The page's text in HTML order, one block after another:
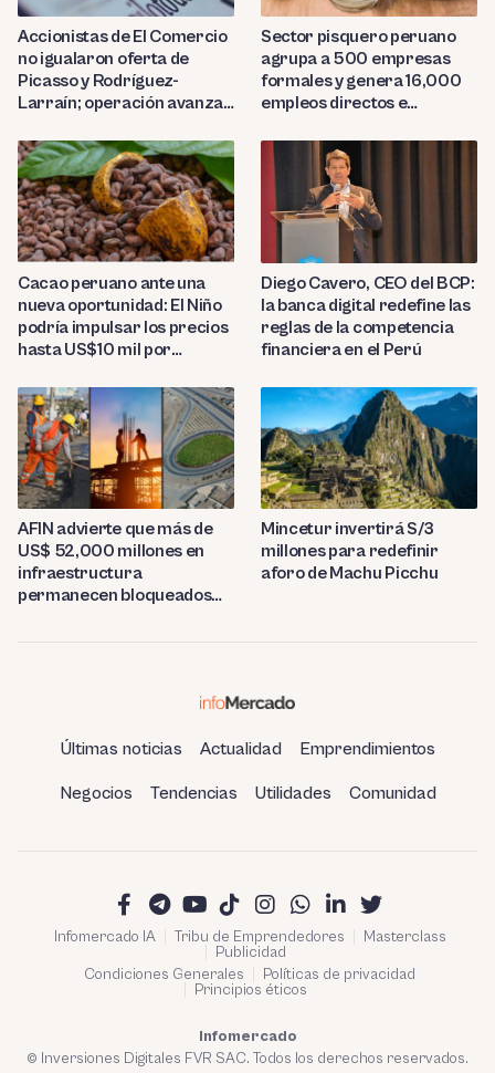
Accionistas de El Comercio
no igualaron oferta de
Picasso y Rodríguez-
Larraín; operación avanza
Sector pisquero peruano
agrupa a 500 empresas
formales y genera 16,000
empleos directos e
Cacao peruano ante una
nueva oportunidad: El Niño
podría impulsar los precios
hasta US$10 mil por
Diego Cavero, CEO del BCP:
la banca digital redefine las
reglas de la competencia
financiera en el Perú
AFIN advierte que más de
US$ 52,000 millones en
infraestructura
permanecen bloqueados
Mincetur invertirá S/3
millones para redefinir
aforo de Machu Picchu
Últimas noticias Actualidad Emprendimientos
Negocios Tendencias Utilidades Comunidad
Infomercado IA Tribu de Emprendedores
Masterclass
Publicidad
Condiciones Generales
Políticas de privacidad
Principios éticos
Infomercado
© Inversiones Digitales FVR SAC. Todos los derechos reservados.